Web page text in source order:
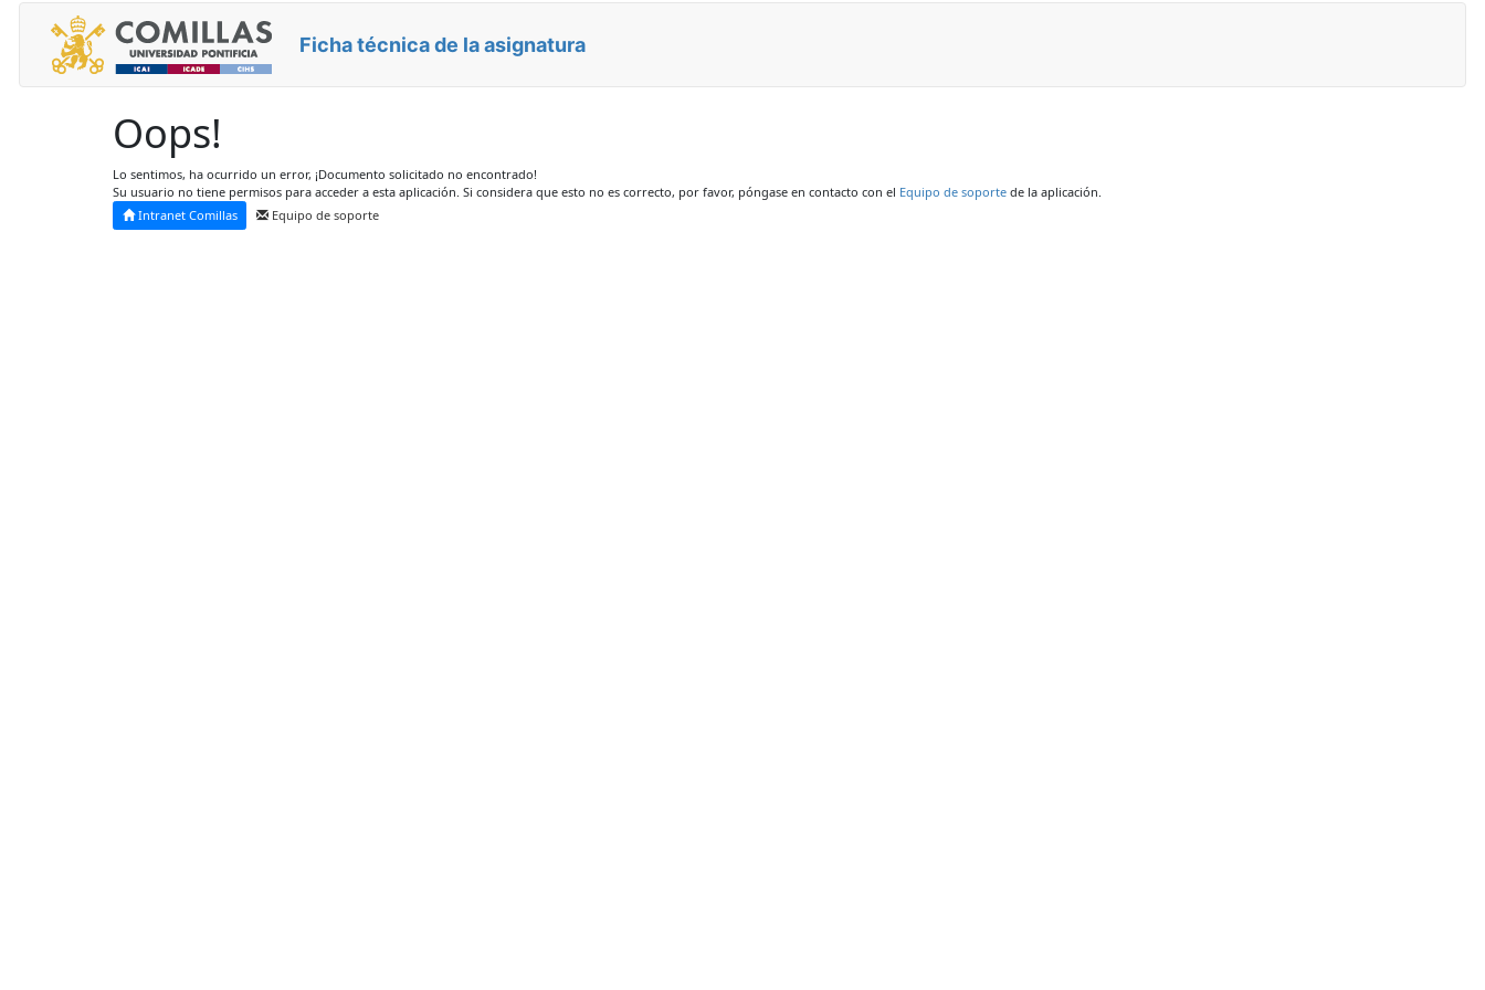
Ficha técnica de la asignatura
Oops!
Lo sentimos, ha ocurrido un error, ¡Documento solicitado no encontrado!
Su usuario no tiene permisos para acceder a esta aplicación. Si considera que esto no es correcto, por favor, póngase en contacto con el Equipo de soporte de la aplicación.
Intranet Comillas
Equipo de soporte